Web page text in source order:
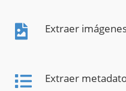
Extraer
Extraer